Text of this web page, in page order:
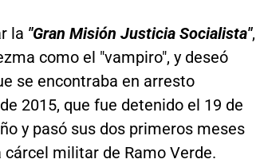
la "Gran Misión Justicia Socialista",
como el "vampiro", y deseó
se encontraba en arresto
2015, que fue detenido el 19 de
y pasó sus dos primeros meses
militar de Ramo Verde.